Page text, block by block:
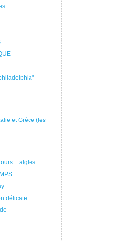
et Grèce (les
+ aigles
délicate